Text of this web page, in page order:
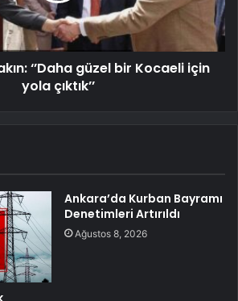
‘’Daha güzel bir Kocaeli için
yola çıktık’’
Ankara’da Kurban Bayramı
Denetimleri Artırıldı
Ağustos 8, 2026